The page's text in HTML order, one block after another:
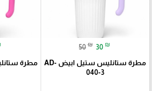
50 ₪ 30 ₪
مطرة ستانليس ستيل ابيض AD-
040-3